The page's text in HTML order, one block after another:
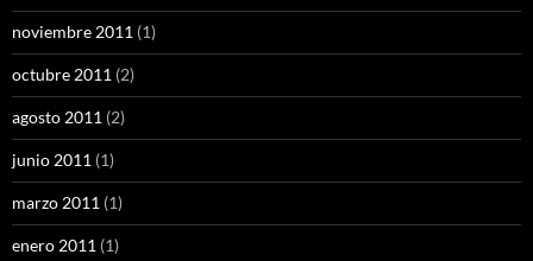
noviembre 2011 (1)
octubre 2011 (2)
agosto 2011 (2)
junio 2011 (1)
marzo 2011 (1)
enero 2011 (1)